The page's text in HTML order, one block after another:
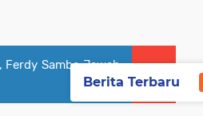
Ferdy Sambo Jawab
Berita Terbaru